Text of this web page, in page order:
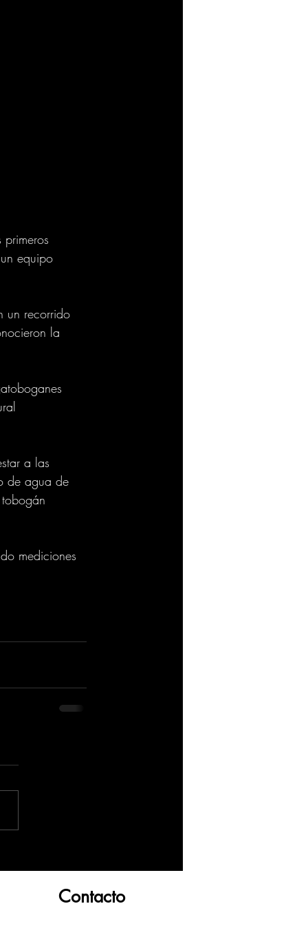
equipo
un recorrido
la
a las
de agua de
mediciones
Contacto